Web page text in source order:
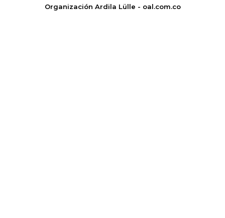
Organización Ardila Lülle - oal.com.co